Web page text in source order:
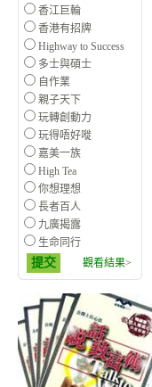
香江巨輪
香港有招牌
Highway to Success
多士與碩士
自作業
親子天下
玩轉創動力
玩得唔好嘥
嘉美一族
High Tea
你想理想
長者百人
九廣揭露
生命同行
提交 觀看結果>